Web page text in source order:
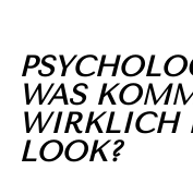
WAS
WIRKLICH
LOOK?